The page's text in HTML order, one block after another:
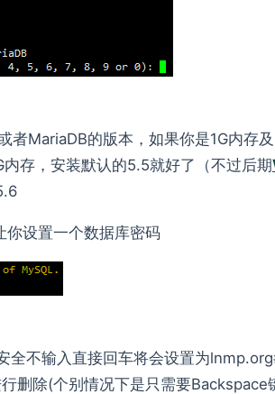
者MariaDB的版本，如果你是1G内存
存，安装默认的5.5就好了（不过后期
你设置一个数据库密码
全不输入直接回车将会设置为
删除(个别情况下是只需要